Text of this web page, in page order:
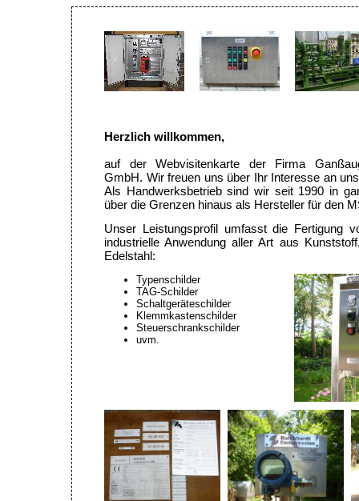
Herzlich willkommen,
auf der Webvisitenkarte der Firma
GmbH. Wir freuen uns über Ihr Interesse an
Als Handwerksbetrieb sind wir seit 1990 in
über die Grenzen hinaus als Hersteller für den
Unser Leistungsprofil umfasst die Fertigung
industrielle Anwendung aller Art aus
Edelstahl:
Typenschilder
TAG-Schilder
Schaltgeräteschilder
Klemmkastenschilder
Steuerschrankschilder
uvm.